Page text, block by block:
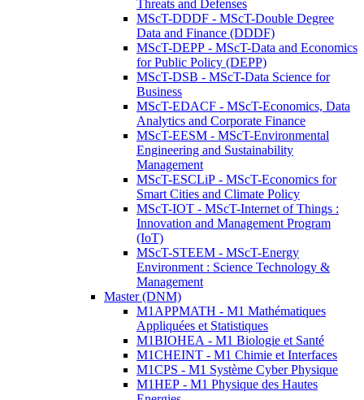
Threats and Defenses
MScT-DDDF - MScT-Double Degree
Data and Finance (DDDF)
MScT-DEPP - MScT-Data and Economics
for Public Policy (DEPP)
MScT-DSB - MScT-Data Science for
Business
MScT-EDACF - MScT-Economics, Data
Analytics and Corporate Finance
MScT-EESM - MScT-Environmental
Engineering and Sustainability
Management
MScT-ESCLiP - MScT-Economics for
Smart Cities and Climate Policy
MScT-IOT - MScT-Internet of Things :
Innovation and Management Program
(IoT)
MScT-STEEM - MScT-Energy
Environment : Science Technology &
Management
Master (DNM)
M1APPMATH - M1 Mathématiques
Appliquées et Statistiques
M1BIOHEA - M1 Biologie et Santé
M1CHEINT - M1 Chimie et Interfaces
M1CPS - M1 Système Cyber Physique
M1HEP - M1 Physique des Hautes